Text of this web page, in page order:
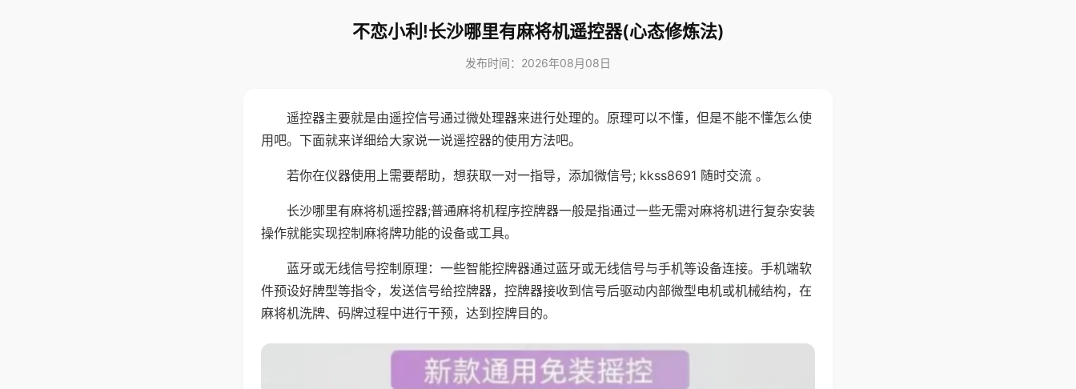
不恋小利!长沙哪里有麻将机遥控器(心态修炼法)
发布时间：2026年08月08日
遥控器主要就是由遥控信号通过微处理器来进行处理的。原理可以不懂，但是不能不懂怎么使
用吧。下面就来详细给大家说一说遥控器的使用方法吧。
若你在仪器使用上需要帮助，想获取一对一指导，添加微信号; kkss8691 随时交流 。
长沙哪里有麻将机遥控器;普通麻将机程序控牌器一般是指通过一些无需对麻将机进行复杂安装
操作就能实现控制麻将牌功能的设备或工具。
蓝牙或无线信号控制原理：一些智能控牌器通过蓝牙或无线信号与手机等设备连接。手机端软
件预设好牌型等指令，发送信号给控牌器，控牌器接收到信号后驱动内部微型电机或机械结构，在
麻将机洗牌、码牌过程中进行干预，达到控牌目的。